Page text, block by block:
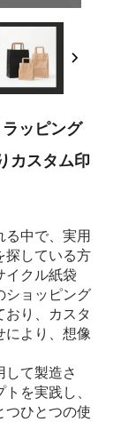
ッピング
カスタム印
中で、実用
探している方
イクル紙袋
ショッピング
おり、カスタ
により、想像
て製造さ
を実践し、
つひとつの使